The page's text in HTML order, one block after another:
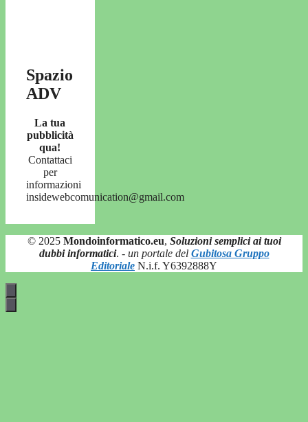
Spazio
ADV
La tua
pubblicità
qua!
Contattaci
per
informazioni
insidewebcomunication@gmail.com
© 2025 Mondoinformatico.eu, Soluzioni semplici ai tuoi
dubbi informatici. - un portale del Gubitosa Gruppo
Editoriale N.i.f. Y6392888Y